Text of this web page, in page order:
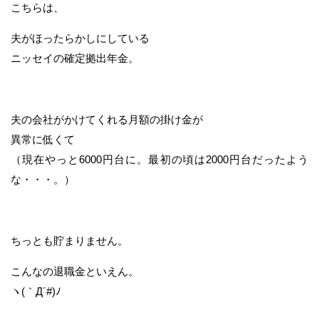
こちらは、
夫がほったらかしにしている
ニッセイの確定拠出年金。
夫の会社がかけてくれる月額の掛け金が
異常に低くて
（現在やっと6000円台に。最初の頃は2000円台だったよう
な・・・。）
ちっとも貯まりません。
こんなの退職金といえん。
ヽ(｀Д´#)ﾉ